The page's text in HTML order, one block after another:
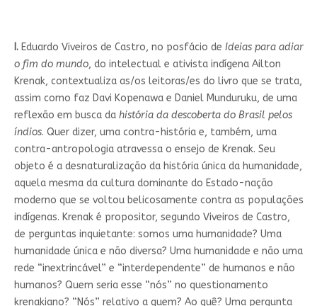
I. Eduardo Viveiros de Castro, no posfácio de Ideias para adiar
o fim do mundo, do intelectual e ativista indígena Ailton
Krenak, contextualiza as/os leitoras/es do livro que se trata,
assim como faz Davi Kopenawa e Daniel Munduruku, de uma
reflexão em busca da história da descoberta do Brasil pelos
índios. Quer dizer, uma contra-história e, também, uma
contra-antropologia atravessa o ensejo de Krenak. Seu
objeto é a desnaturalização da história única da humanidade,
aquela mesma da cultura dominante do Estado-nação
moderno que se voltou belicosamente contra as populações
indígenas. Krenak é propositor, segundo Viveiros de Castro,
de perguntas inquietante: somos uma humanidade? Uma
humanidade única e não diversa? Uma humanidade e não uma
rede “inextrincável” e “interdependente” de humanos e não
humanos? Quem seria esse “nós” no questionamento
krenakiano? “Nós” relativo a quem? Ao quê? Uma pergunta